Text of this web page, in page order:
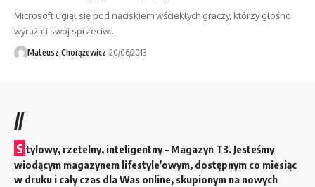
Microsoft ugiął się pod naciskiem wściekłych graczy, którzy głośno
wyrażali swój sprzeciw…
Mateusz Chorążewicz 20/06/2013
//
S tylowy, rzetelny, inteligentny – Magazyn T3. Jesteśmy
wiodącym magazynem lifestyle’owym, dostępnym co miesiąc
w druku i cały czas dla Was online, skupionym na nowych